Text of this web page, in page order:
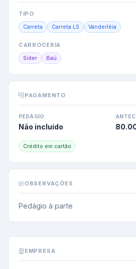
TIPO
Carreta Carreta LS Vanderléia
CARROCERIA
Sider Baú
PAGAMENTO
PEDÁGIO
Não incluído
Crédito em cartão
OBSERVAÇÕES
Pedágio à parte
EMPRESA